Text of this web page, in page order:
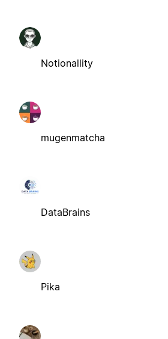
Notionallity
mugenmatcha
DataBrains
Pika